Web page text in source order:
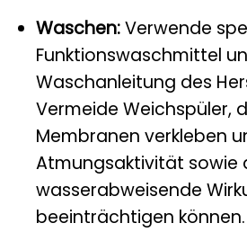
Waschen:Verwende
Funktionswaschmittel
Waschanleitung des
Vermeide Weichspüler,
Membranen verkleben
Atmungsaktivität sowie
wasserabweisende
beeinträchtigen können.